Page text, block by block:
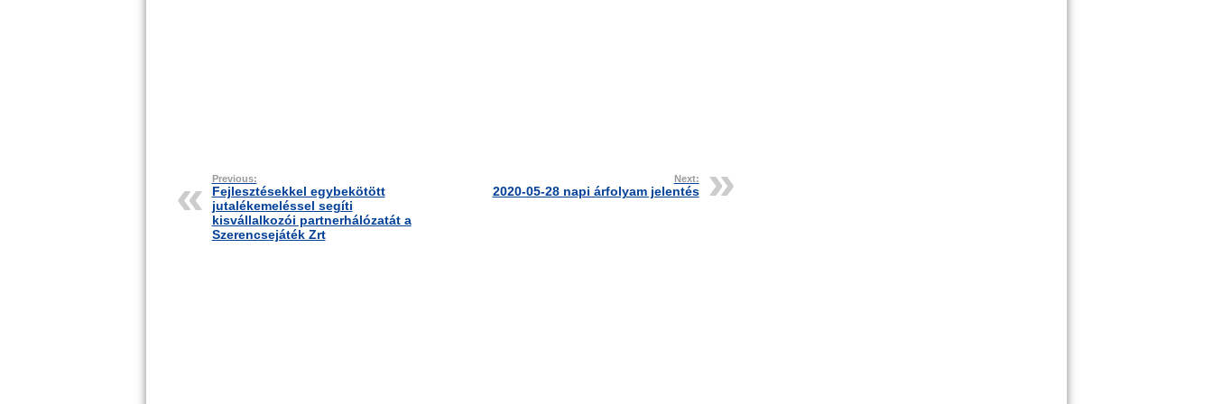
Previous:
Fejlesztésekkel egybekötött
jutalékemeléssel segíti
kisvállalkozói partnerhálózatát a
Szerencsejáték Zrt
Next:
2020-05-28 napi árfolyam jelentés